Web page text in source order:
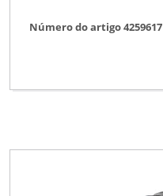
Número do artigo 4259617